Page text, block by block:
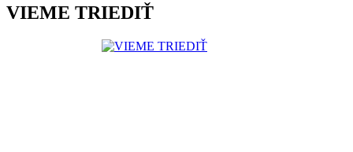
VIEME TRIEDIŤ